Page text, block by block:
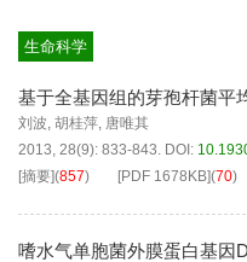
生命科学
基于全基因组的芽孢杆菌平
刘波, 胡桂萍, 唐唯其
2013, 28(9): 833-843. DOI:
[摘要](857) [PDF 1678KB](70)
嗜水气单胞菌外膜蛋白基因